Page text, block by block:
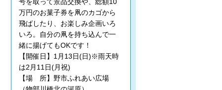
号を取って景品交換や、総額10
万円のお菓子券を凧のカゴから
飛ばしたり、お楽しみ企画いろ
いろ。自分の凧を持ち込んで一
緒に揚げてもOKです！
【開催日】1月13日(日)※雨天時
は2月11日(月祝)
【場 所】野市ふれあい広場